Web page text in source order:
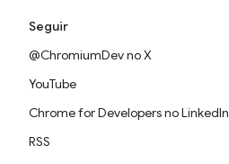
Seguir
@ChromiumDev no X
YouTube
Chrome for Developers no LinkedIn
RSS